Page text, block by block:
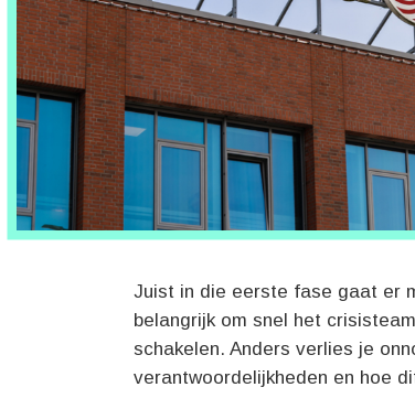
Juist in die eerste fase gaat er
belangrijk om snel het
schakelen. Anders verlies je
verantwoordelijkheden en hoe